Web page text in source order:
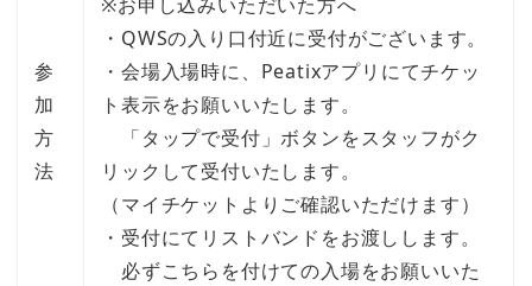
参
加
方
法
・QWSの入り口付近に受付がございます。
・会場入場時に、Peatixアプリにてチケッ
ト表示をお願いいたします。
「タップで受付」ボタンをスタッフがク
リックして受付いたします。
（マイチケットよりご確認いただけます）
・受付にてリストバンドをお渡しします。
必ずこちらを付けての入場をお願いいた